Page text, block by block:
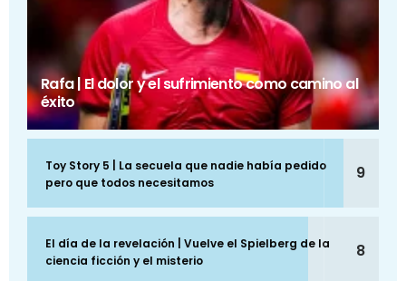
Rafa | El dolor y el sufrimiento como camino al
éxito
Toy Story 5 | La secuela que nadie había pedido
pero que todos necesitamos
9
El día de la revelación | Vuelve el Spielberg de la
ciencia ficción y el misterio
8